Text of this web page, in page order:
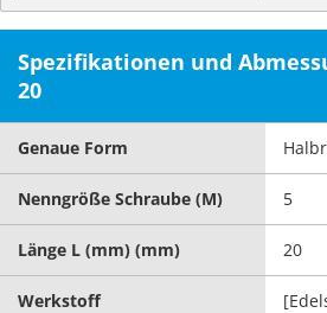
Spezifikationen und
20
Genaue Form
Nenngröße Schraube (M) 5
Länge L (mm) (mm) 20
Werkstoff